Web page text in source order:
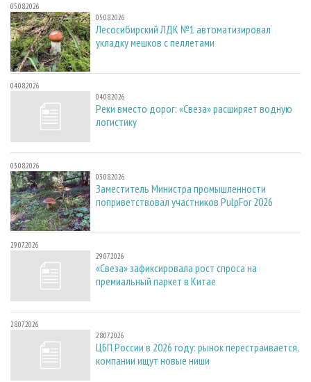
05.08.2026
05.08.2026
Лесосибирский ЛДК №1 автоматизировал
укладку мешков с пеллетами
04.08.2026
04.08.2026
Реки вместо дорог: «Свеза» расширяет водную
логистику
03.08.2026
03.08.2026
Заместитель Министра промышленности
поприветствовал участников PulpFor 2026
29.07.2026
29.07.2026
«Свеза» зафиксировала рост спроса на
премиальный паркет в Китае
28.07.2026
28.07.2026
ЦБП России в 2026 году: рынок перестраивается,
компании ищут новые ниши